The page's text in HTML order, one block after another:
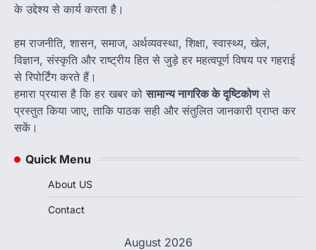
के उद्देश्य से कार्य करता है।
हम राजनीति, शासन, समाज, अर्थव्यवस्था, शिक्षा, स्वास्थ्य, खेल,
विज्ञान, संस्कृति और राष्ट्रीय हित से जुड़े हर महत्वपूर्ण विषय पर गहराई
से रिपोर्टिंग करते हैं।
हमारा प्रयास है कि हर खबर कोसामान्य नागरिक के दृष्टिकोणसे
प्रस्तुत किया जाए, ताकि पाठक सही और संतुलित जानकारी प्राप्त कर
सकें।
Quick Menu
About US
Contact
August 2026